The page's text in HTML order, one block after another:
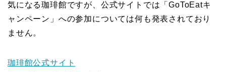
気になる珈琲館ですが、公式サイトでは「GoToEatキ
ャンペーン」への参加については何も発表されており
ません。
珈琲館公式サイト